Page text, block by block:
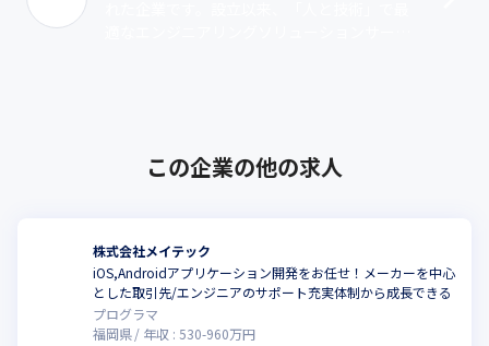
この企業の他の求人
株式会社メイテック
iOS,Androidアプリケーション開発をお任せ！メーカーを中心
とした取引先/エンジニアのサポート充実体制から成長できる
プログラマ
福岡県
年収 : 530-960万円